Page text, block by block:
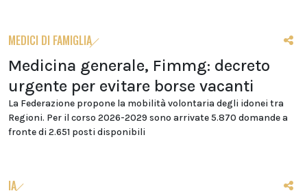
MEDICI DI FAMIGLIA
Medicina generale, Fimmg: decreto
urgente per evitare borse vacanti
La Federazione propone la mobilità volontaria degli idonei tra
Regioni. Per il corso 2026-2029 sono arrivate 5.870 domande a
fronte di 2.651 posti disponibili
IA